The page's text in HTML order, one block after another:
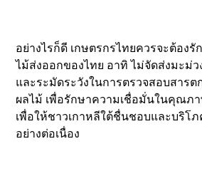
อย่างไรก็ดี เกษตรกรไทยควรจะต้อง
ไม้ส่งออกของไทย อาทิ ไม่จัดส่งมะม่
และระมัดระวังในการตรวจสอบสาร
ผลไม้ เพื่อรักษาความเชื่อมั่นในคุณภ
เพื่อให้ชาวเกาหลีใต้ชื่นชอบและบริโ
อย่างต่อเนื่อง